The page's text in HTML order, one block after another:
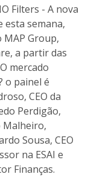
Filters - A nova
esta semana,
Group,
a partir das
mercado
o painel é
CEO da
Perdigão,
Malheiro,
Sousa, CEO
na ESAI e
Finanças.